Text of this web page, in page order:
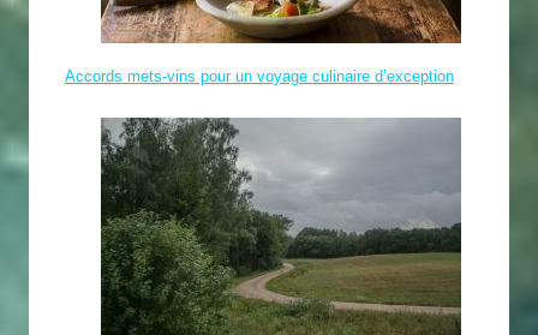
Accords mets-vins pour un voyage culinaire d’exception